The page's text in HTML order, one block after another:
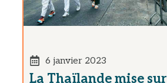
6 janvier 2023
La Thaïlande mise sur